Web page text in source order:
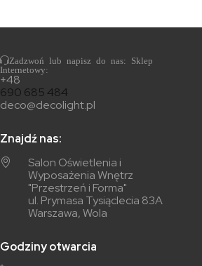
Zadzwoń lub napisz do nas: Sklep
Internetowy:
+48
690 685 484
deco@decolight.pl
Znajdź nas:
Salon Oświetlenia i
Wyposażenia Wnętrz
"Przestrzeń i Forma"
ul. Prymasa Tysiąclecia 83A
Warszawa, Wola
Godziny otwarcia